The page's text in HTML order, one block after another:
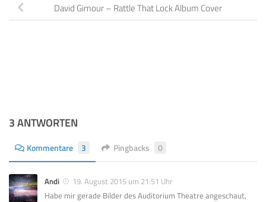
David Gimour – Rattle That Lock Album Cover
3 ANTWORTEN
Kommentare 3 Pingbacks 0
Andi
19. August 2015 um 21:51 Uhr
Habe mir gerade Bilder des Auditorium Theatre angeschaut,